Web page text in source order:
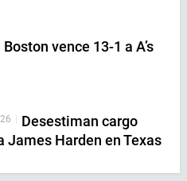
Boston vence 13-1 a A’s
Desestiman cargo
James Harden en Texas